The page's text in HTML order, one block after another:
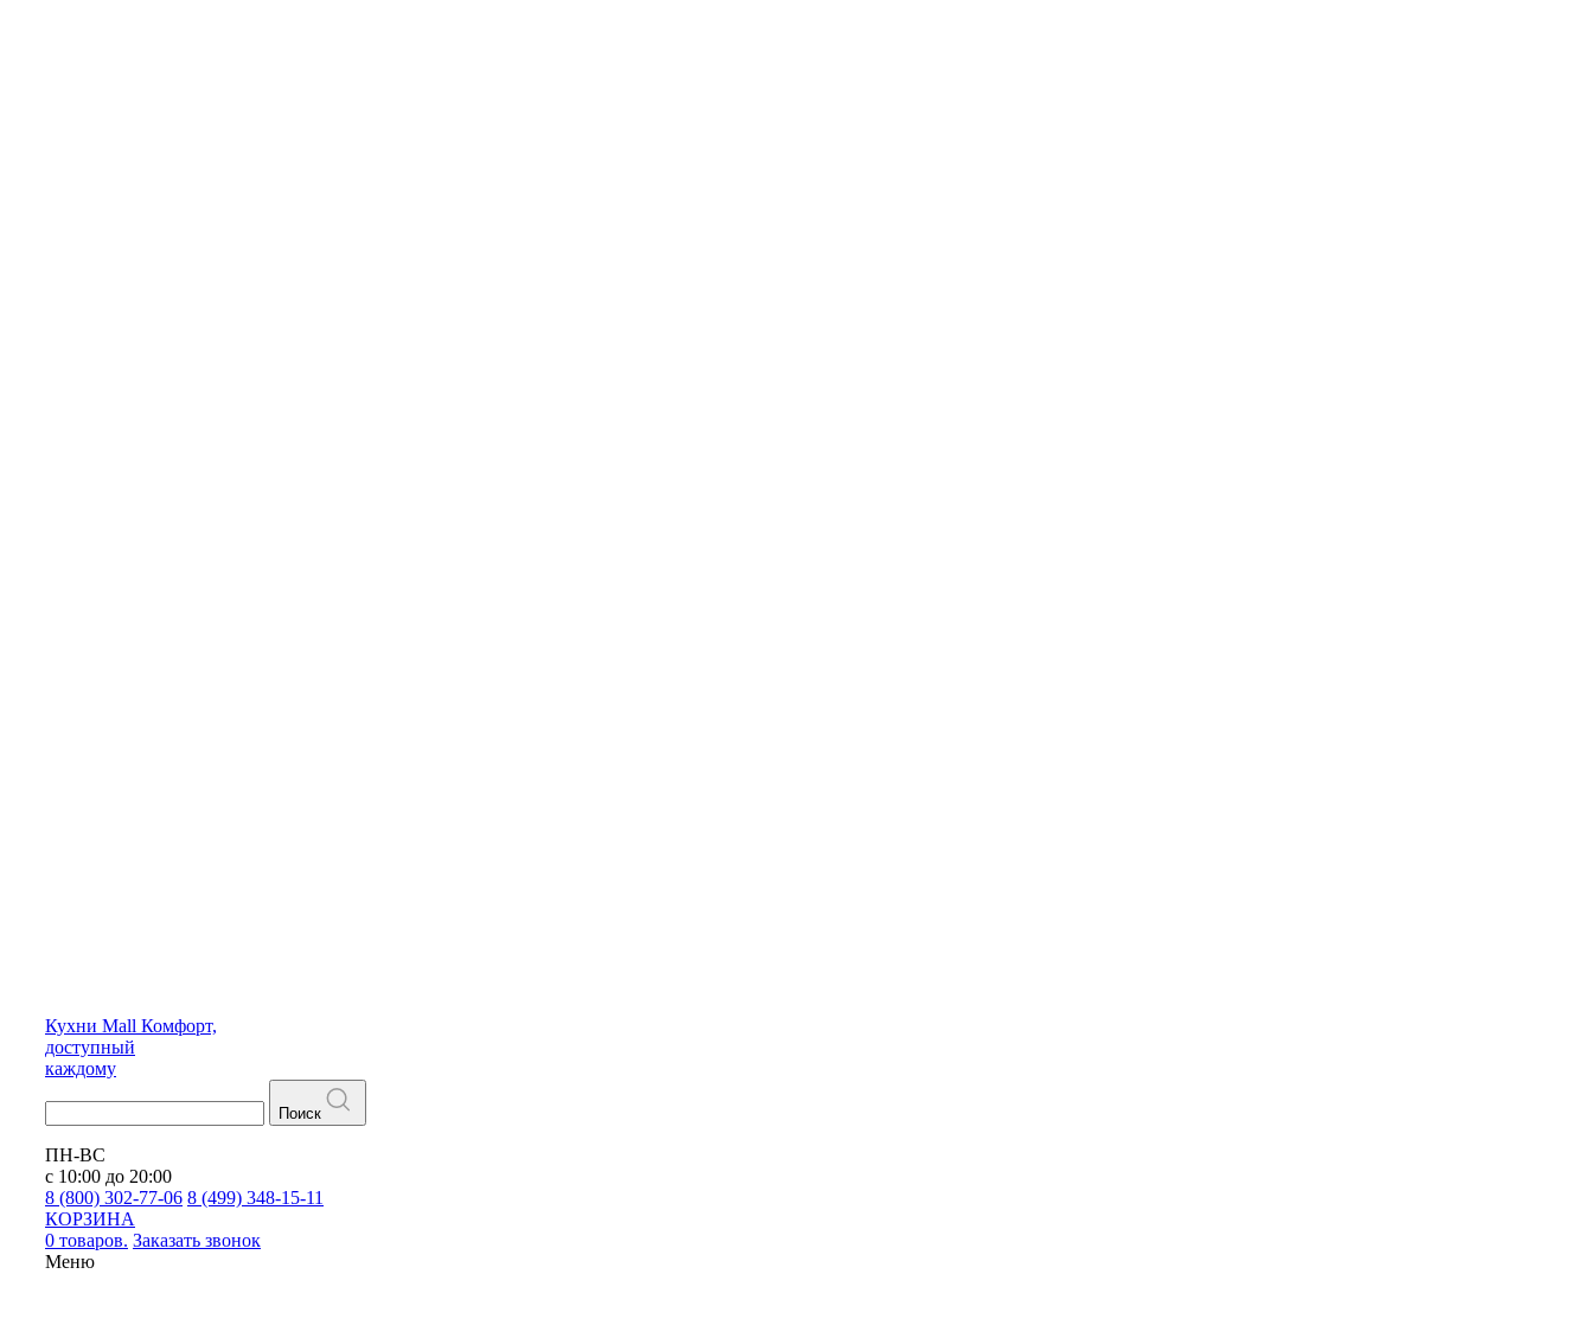
Кухни Mall Комфорт,
доступный
каждому
Поиск
ПН-ВС
с 10:00 до 20:00
8 (800) 302-77-06 8 (499) 348-15-11
КОРЗИНА
0 товаров. Заказать звонок
Меню